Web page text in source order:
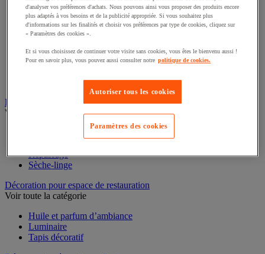
Voir toute la catégorie
Casserole
Couvercle et accessoires
Marmite, cocotte et faitout
Plat à four
Buanderie
Accessoires gros électroménager et buanderie
Repassage
Décoration pour espace de restauration
Huile et parfum d’ambiance
Luminaire
d'analyser vos préférences d'achats. Nous pouvons ainsi vous proposer des produits encore
plus adaptés à vos besoins et de la publicité appropriée. Si vous souhaitez plus
d'informations sur les finalités et choisir vos préférences par type de cookies, cliquez sur
« Paramètres des cookies ».
Et si vous choisissez de continuer votre visite sans cookies, vous êtes le bienvenu aussi !
Pour en savoir plus, vous pouvez aussi consulter notre politique de cookies.
Autoriser tous les cookies
Paramètres des cookies